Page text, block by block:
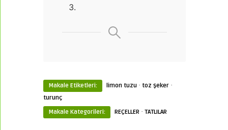
Makale Etiketleri: limon tuzu · toz şeker ·
turunç
Makale Kategorileri:
REÇELLER · TATLILAR